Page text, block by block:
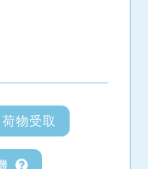
荷物受取